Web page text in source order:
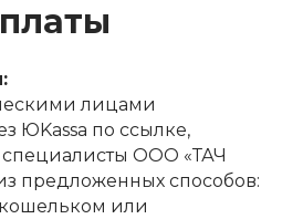
лицами
ЮKassa по ссылке,
ООО «ТАЧ
предложенных способов:
или